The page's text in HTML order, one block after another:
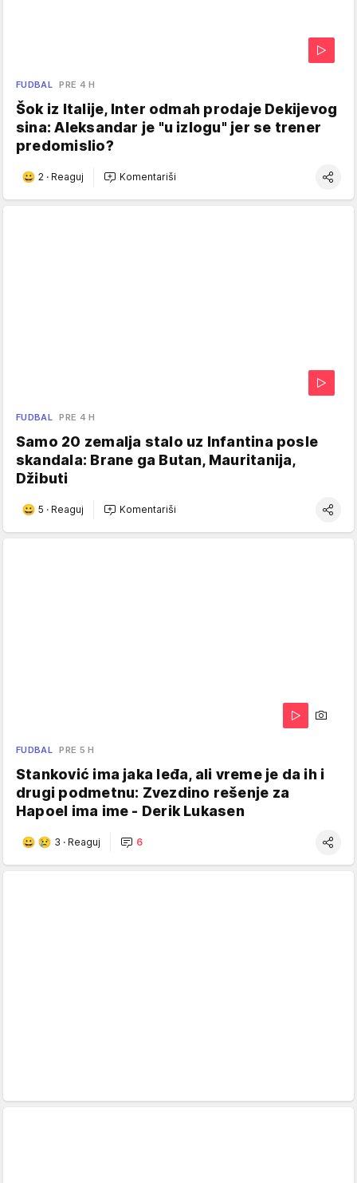
FUDBAL PRE 4 H
Šok iz Italije, Inter odmah prodaje Dekijevog
sina: Aleksandar je "u izlogu" jer se trener
predomislio?
2 · Reaguj Komentariši
FUDBAL PRE 4 H
Samo 20 zemalja stalo uz Infantina posle
skandala: Brane ga Butan, Mauritanija,
Džibuti
5 · Reaguj Komentariši
FUDBAL PRE 5 H
Stanković ima jaka leđa, ali vreme je da ih i
drugi podmetnu: Zvezdino rešenje za
Hapoel ima ime - Derik Lukasen
3 · Reaguj 6